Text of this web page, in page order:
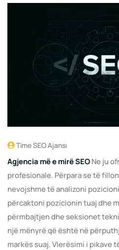
Time SEO Ajansı
Agjencia më e mirë SEONe ju
profesionale. Përpara se të
nevojshme të analizoni
përcaktoni pozicionin tuaj dhe
përmbajtjen dhe seksionet
një mënyrë që është në
markës suaj. Vlerësimi i pikave